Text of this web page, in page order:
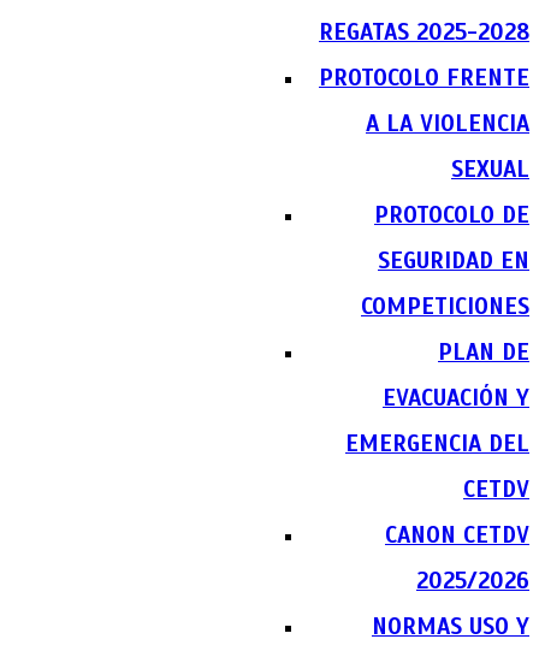
REGATAS 2025-2028
PROTOCOLO FRENTE
A LA VIOLENCIA
SEXUAL
PROTOCOLO DE
SEGURIDAD EN
COMPETICIONES
PLAN DE
EVACUACIÓN Y
EMERGENCIA DEL
CETDV
CANON CETDV
2025/2026
NORMAS USO Y